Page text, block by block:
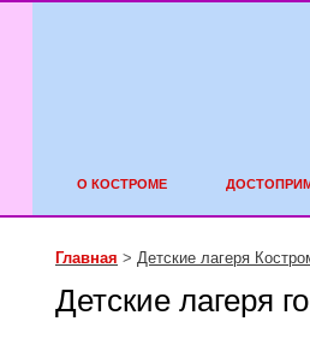
О КОСТРОМЕ
Главная > Детские лагеря
Детские лагеря